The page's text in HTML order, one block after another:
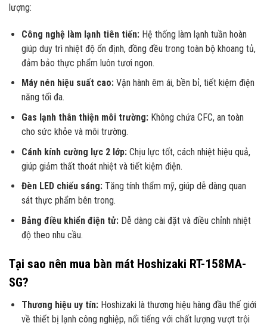
lượng:
Công nghệ làm lạnh tiên tiến:Hệ thống làm lạnh tuần hoàn
giúp duy trì nhiệt độ ổn định, đồng đều trong toàn bộ khoang tủ,
đảm bảo thực phẩm luôn tươi ngon.
Máy nén hiệu suất cao:Vận hành êm ái, bền bỉ, tiết kiệm điện
năng tối đa.
Gas lạnh thân thiện môi trường:Không chứa CFC, an toàn
cho sức khỏe và môi trường.
Cánh kính cường lực 2 lớp:Chịu lực tốt, cách nhiệt hiệu quả,
giúp giảm thất thoát nhiệt và tiết kiệm điện.
Đèn LED chiếu sáng:Tăng tính thẩm mỹ, giúp dễ dàng quan
sát thực phẩm bên trong.
Bảng điều khiển điện tử:Dễ dàng cài đặt và điều chỉnh nhiệt
độ theo nhu cầu.
Tại sao nên mua bàn mát Hoshizaki RT-158MA-
SG?
Thương hiệu uy tín:Hoshizaki là thương hiệu hàng đầu thế giới
về thiết bị lạnh công nghiệp, nổi tiếng với chất lượng vượt trội